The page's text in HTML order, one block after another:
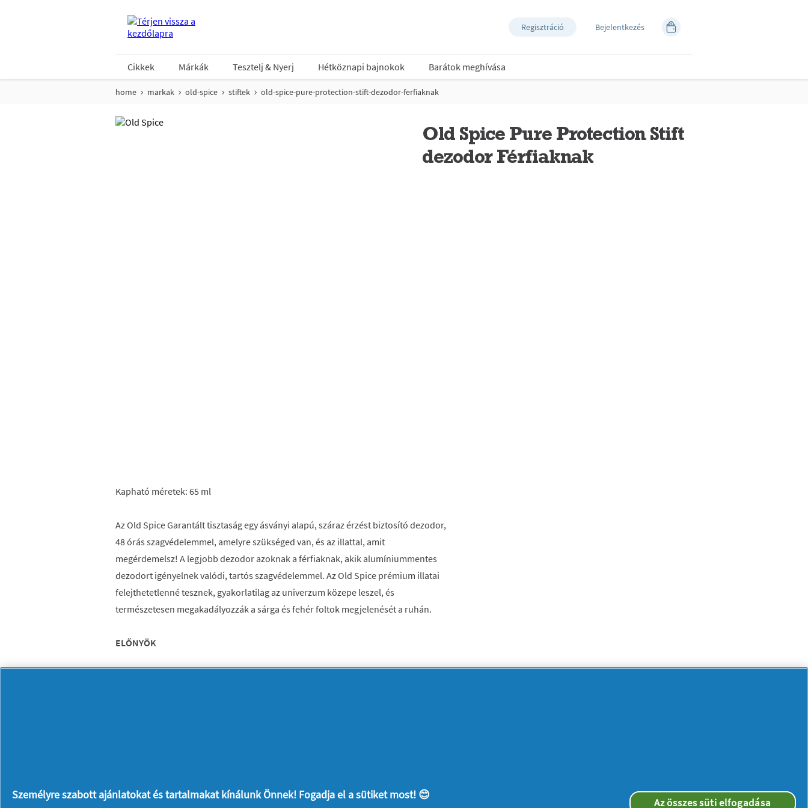
Regisztráció Bejelentkezés
Cikkek Márkák Tesztelj & Nyerj Hétköznapi bajnokok Barátok meghívása
home markak old-spice stiftek old-spice-pure-protection-stift-dezodor-ferfiaknak
Old Spice Pure Protection Stift
dezodor Férfiaknak
Kapható méretek: 65 ml
Az Old Spice Garantált tisztaság egy ásványi alapú, száraz érzést biztosító dezodor,
48 órás szagvédelemmel, amelyre szükséged van, és az illattal, amit
megérdemelsz! A legjobb dezodor azoknak a férfiaknak, akik alumíniummentes
dezodort igényelnek valódi, tartós szagvédelemmel. Az Old Spice prémium illatai
felejthetetlenné tesznek, gyakorlatilag az univerzum közepe leszel, és
természetesen megakadályozzák a sárga és fehér foltok megjelenését a ruhán.
ELŐNYÖK
Személyre szabott ajánlatokat és tartalmakat kínálunk Önnek! Fogadja el a sütiket most! 😊
Az összes süti elfogadása